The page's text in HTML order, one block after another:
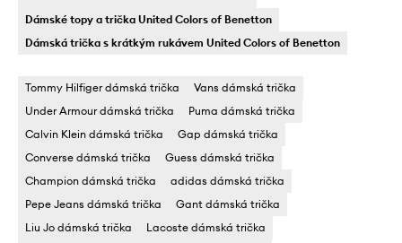
Dámské topy a trička United Colors of Benetton
Dámská trička s krátkým rukávem United Colors of Benetton
Tommy Hilfiger dámská trička
Vans dámská trička
Under Armour dámská trička
Puma dámská trička
Calvin Klein dámská trička
Gap dámská trička
Converse dámská trička
Guess dámská trička
Champion dámská trička
adidas dámská trička
Pepe Jeans dámská trička
Gant dámská trička
Liu Jo dámská trička
Lacoste dámská trička